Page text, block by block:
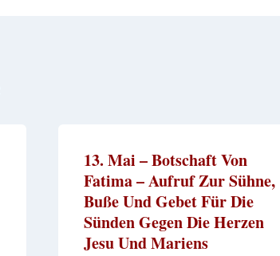
13. Mai – Botschaft Von
Fatima – Aufruf Zur Sühne,
Buße Und Gebet Für Die
Sünden Gegen Die Herzen
Jesu Und Mariens